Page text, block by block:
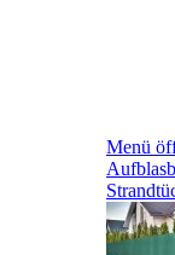
Menü